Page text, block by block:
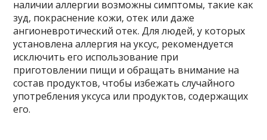
наличии аллергии возможны симптомы, такие как
зуд, покраснение кожи, отек или даже
ангионевротический отек. Для людей, у которых
установлена аллергия на уксус, рекомендуется
исключить его использование при
приготовлении пищи и обращать внимание на
состав продуктов, чтобы избежать случайного
употребления уксуса или продуктов, содержащих
его.